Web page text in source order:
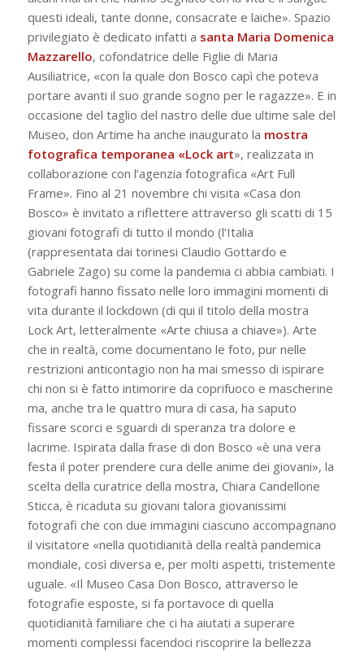
questi ideali, tante donne, consacrate e laiche». Spazio
privilegiato è dedicato infatti a santa Maria Domenica
Mazzarello, cofondatrice delle Figlie di Maria
Ausiliatrice, «con la quale don Bosco capì che poteva
portare avanti il suo grande sogno per le ragazze». E in
occasione del taglio del nastro delle due ultime sale del
Museo, don Artime ha anche inaugurato la mostra
fotografica temporanea «Lock art», realizzata in
collaborazione con l’agenzia fotografica «Art Full
Frame». Fino al 21 novembre chi visita «Casa don
Bosco» è invitato a riflettere attraverso gli scatti di 15
giovani fotografi di tutto il mondo (l’Italia
(rappresentata dai torinesi Claudio Gottardo e
Gabriele Zago) su come la pandemia ci abbia cambiati. I
fotografi hanno fissato nelle loro immagini momenti di
vita durante il lockdown (di qui il titolo della mostra
Lock Art, letteralmente «Arte chiusa a chiave»). Arte
che in realtà, come documentano le foto, pur nelle
restrizioni anticontagio non ha mai smesso di ispirare
chi non si è fatto intimorire da coprifuoco e mascherine
ma, anche tra le quattro mura di casa, ha saputo
fissare scorci e sguardi di speranza tra dolore e
lacrime. Ispirata dalla frase di don Bosco «è una vera
festa il poter prendere cura delle anime dei giovani», la
scelta della curatrice della mostra, Chiara Candellone
Sticca, è ricaduta su giovani talora giovanissimi
fotografi che con due immagini ciascuno accompagnano
il visitatore «nella quotidianità della realtà pandemica
mondiale, così diversa e, per molti aspetti, tristemente
uguale. «Il Museo Casa Don Bosco, attraverso le
fotografie esposte, si fa portavoce di quella
quotidianità familiare che ci ha aiutati a superare
momenti complessi facendoci riscoprire la bellezza